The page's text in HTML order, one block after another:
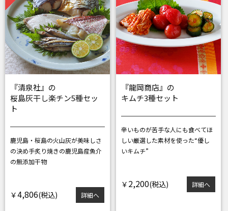
『清泉社』の
桜島灰干し楽チン5種セッ
ト
鹿児島・桜島の火山灰が美味しさ
の決め手炙り焼きの鹿児島産魚介
の無添加干物
￥4,806 詳細へ
『龍岡商店』の
キムチ3種セット
辛いものが苦手な人にも食べてほ
しい厳選した素材を使った“優し
いキムチ”
￥ 2,200 詳細へ